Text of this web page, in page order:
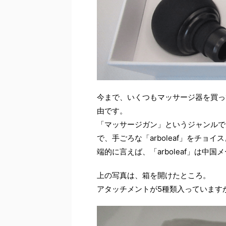
今まで、いくつもマッサージ器を買
由です。
「マッサージガン」というジャンル
で、手ごろな「arboleaf」をチョイ
端的に言えば、「arboleaf」は中国
上の写真は、箱を開けたところ。
アタッチメントが5種類入っていま